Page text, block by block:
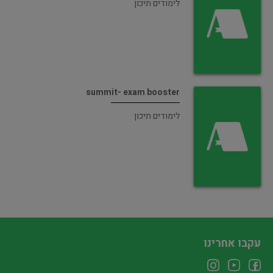
לימודים תיכון
summit- exam booster
לימודים תיכון
עקבו אחרינו